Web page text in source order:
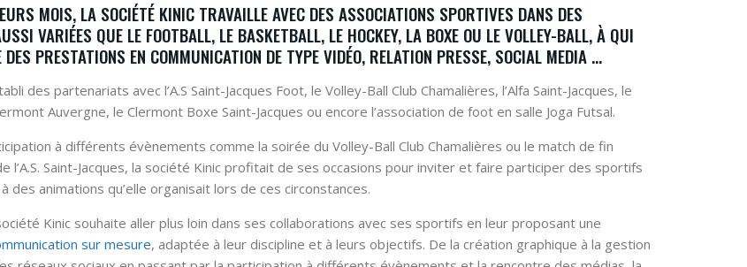
MOIS, LA SOCIÉTÉ KINIC TRAVAILLE AVEC DES ASSOCIATIONS SPORTIVES DANS DES
VARIÉES QUE LE FOOTBALL, LE BASKETBALL, LE HOCKEY, LA BOXE OU LE VOLLEY-BALL, À QUI
DES PRESTATIONS EN COMMUNICATION DE TYPE VIDÉO, RELATION PRESSE, SOCIAL MEDIA …
des partenariats avec l’A.S Saint-Jacques Foot, le Volley-Ball Club Chamalières, l’Alfa Saint-Jacques, le
Auvergne, le Clermont Boxe Saint-Jacques ou encore l’association de foot en salle Joga Futsal.
à différents évènements comme la soirée du Volley-Ball Club Chamalières ou le match de fin
l’A.S. Saint-Jacques, la société Kinic profitait de ses occasions pour inviter et faire participer des sportifs
des animations qu’elle organisait lors de ces circonstances.
Kinic souhaite aller plus loin dans ses collaborations avec ses sportifs en leur proposant une
sur mesure, adaptée à leur discipline et à leurs objectifs. De la création graphique à la gestion